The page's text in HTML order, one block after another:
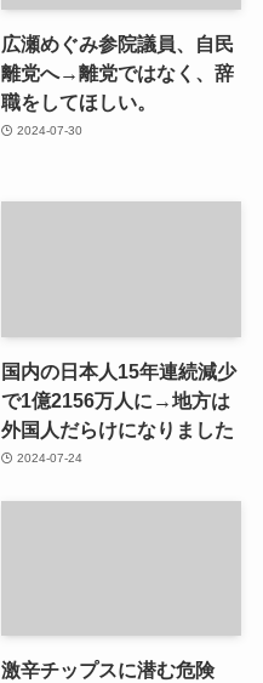
広瀬めぐみ参院議員、自民
離党へ→離党ではなく、辞
職をしてほしい。
2024-07-30
国内の日本人15年連続減少
で1億2156万人に→地方は
外国人だらけになりました
2024-07-24
激辛チップスに潜む危険